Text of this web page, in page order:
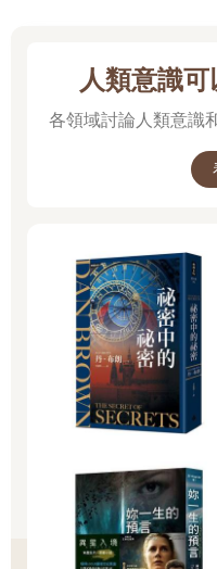
人類意識可
各領域討論人類意識